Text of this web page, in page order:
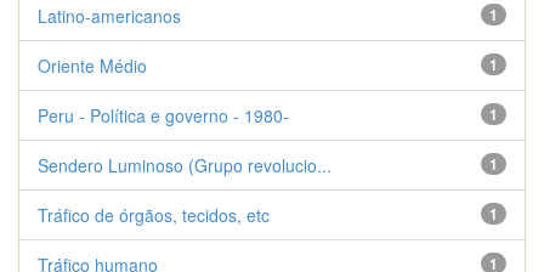
1
Latino-americanos
1
Oriente Médio
1
Peru - Política e governo - 1980-
1
Sendero Luminoso (Grupo revolucio...
1
Tráfico de órgãos, tecidos, etc
1
Tráfico humano